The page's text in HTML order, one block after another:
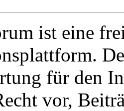
ist eine
für den
vor,